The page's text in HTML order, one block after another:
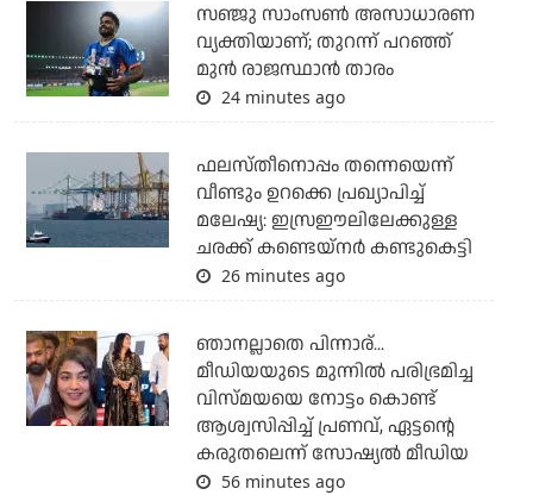
സഞ്ജു സാംസണ്‍ അസാധാരണ
വ്യക്തിയാണ്; തുറന്ന് പറഞ്ഞ്
മുന്‍ രാജസ്ഥാന്‍ താരം
24 minutes ago
ഫലസ്തീനൊപ്പം തന്നെയെന്ന്
വീണ്ടും ഉറക്കെ പ്രഖ്യാപിച്ച്
മലേഷ്യ: ഇസ്രഈലിലേക്കുള്ള
ചരക്ക് കണ്ടെയ്‌നര്‍ കണ്ടുകെട്ടി
26 minutes ago
ഞാനല്ലാതെ പിന്നാര്...
മീഡിയയുടെ മുന്നില്‍ പരിഭ്രമിച്ച
വിസ്മയയെ നോട്ടം കൊണ്ട്
ആശ്വസിപ്പിച്ച് പ്രണവ്, ഏട്ടന്റെ
കരുതലെന്ന് സോഷ്യല്‍ മീഡിയ
56 minutes ago